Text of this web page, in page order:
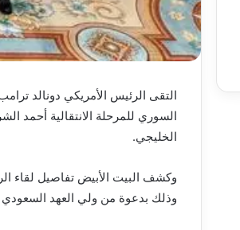
التقى الرئيس الأمريكي دونالد
السوري للمرحلة الانتقالية أحمد
الخليجي.
وكشف البيت الأبيض تفاصيل لقاء
وذلك بدعوة من ولي العهد